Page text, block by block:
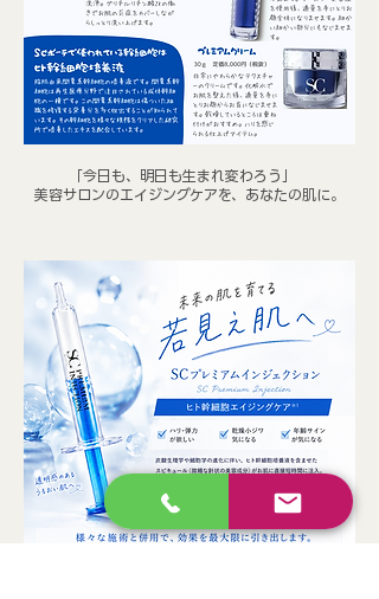
「今日も、明日も生まれ変わろう」
美容サロンのエイジングケアを、あなたの肌に。